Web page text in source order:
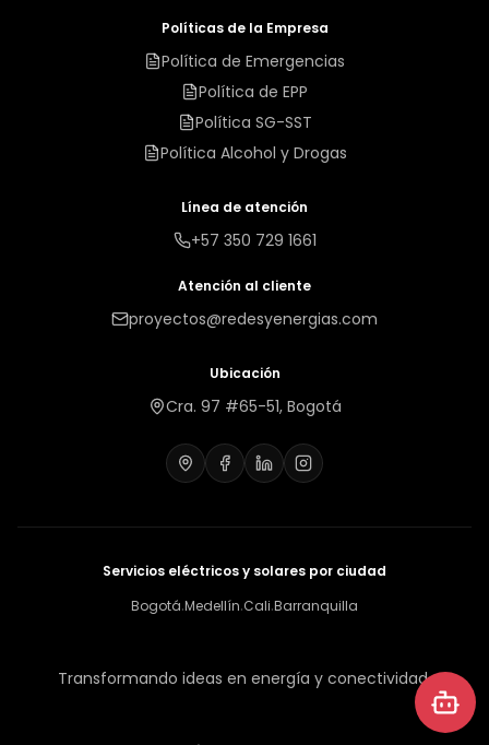
Políticas de la Empresa
Política de Emergencias
Política de EPP
Política SG-SST
Política Alcohol y Drogas
Línea de atención
+57 350 729 1661
Atención al cliente
proyectos@redesyenergias.com
Ubicación
Cra. 97 #65-51, Bogotá
Servicios eléctricos y solares por ciudad
Bogotá·Medellín·Cali·Barranquilla
Transformando ideas en energía y conectividad.